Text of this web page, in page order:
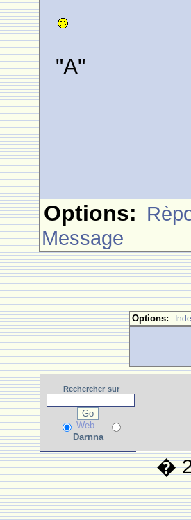
"A"
Options:
Message
Options:
Rechercher sur
Web
Darnna
�